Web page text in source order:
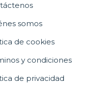
somos
de cookies
y condiciones
de privacidad